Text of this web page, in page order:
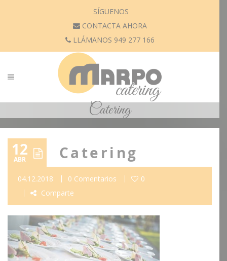
SÍGUENOS
CONTACTA AHORA
LLÁMANOS 949 277 166
Catering
12
ABR Catering
04.12.2018 0 Comentarios
0
Comparte